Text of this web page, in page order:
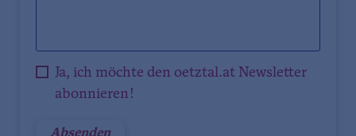
Ja, ich möchte den oetztal.at Newsletter
abonnieren!